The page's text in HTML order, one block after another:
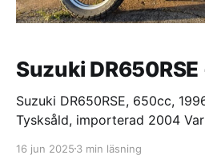
Suzuki
Suzuki DR650RSE, 650cc,
Tysksåld, importerad 2004 Vart sugen på en prisvärd
fungerar fint på asfalt. Hade
16 jun 2025 3 min läsning